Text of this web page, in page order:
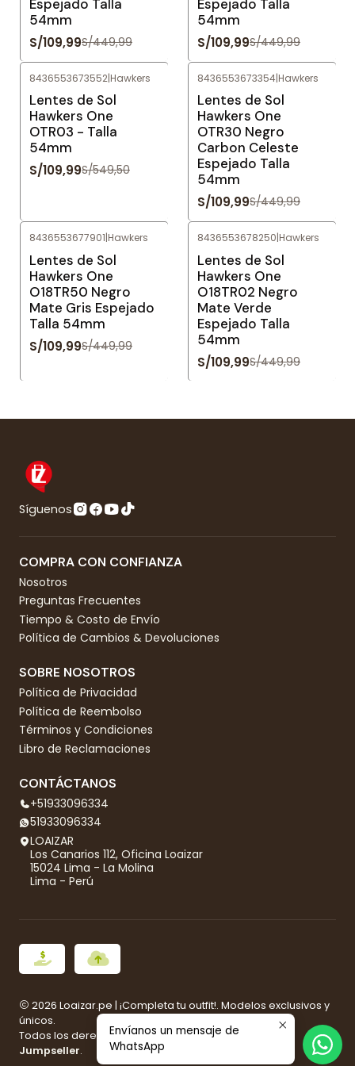
Espejado Talla
54mm
S/109,99S/449,99
Espejado Talla
54mm
S/109,99S/449,99
8436553673552|Hawkers
Lentes de Sol
Hawkers One
OTR03 - Talla
54mm
S/109,99S/549,50
8436553673354|Hawkers
Lentes de Sol
Hawkers One
OTR30 Negro
Carbon Celeste
Espejado Talla
54mm
S/109,99S/449,99
8436553677901|Hawkers
Lentes de Sol
Hawkers One
O18TR50 Negro
Mate Gris Espejado
Talla 54mm
S/109,99S/449,99
8436553678250|Hawkers
Lentes de Sol
Hawkers One
O18TR02 Negro
Mate Verde
Espejado Talla
54mm
S/109,99S/449,99
Síguenos
COMPRA CON CONFIANZA
Nosotros
Preguntas Frecuentes
Tiempo & Costo de Envío
Política de Cambios & Devoluciones
SOBRE NOSOTROS
Política de Privacidad
Política de Reembolso
Términos y Condiciones
Libro de Reclamaciones
CONTÁCTANOS
+51933096334
51933096334
LOAIZAR
Los Canarios 112, Oficina Loaizar
15024 Lima - La Molina
Lima - Perú
2026 Loaizar.pe | ¡Completa tu outfit!. Modelos exclusivos y
únicos.
Todos los derechos reservados.Desarrollado por
Jumpseller.
Envíanos un mensaje de
WhatsApp